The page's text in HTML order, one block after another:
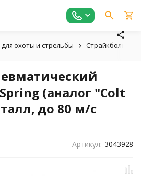
охоты и стрельбы
(аналог "Colt
до 80 м/с
Артикул: 3043928